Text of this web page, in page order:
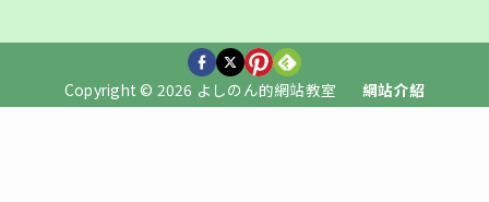
Copyright © 2026 よしのん的網站教室 網站介紹